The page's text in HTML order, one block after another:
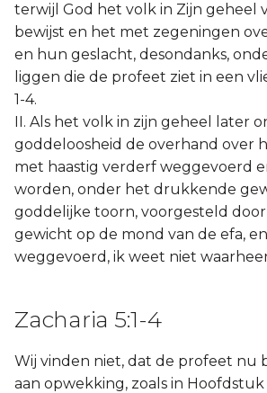
terwijl God het volk in Zijn geheel
bewijst en het met zegeningen
en hun geslacht, desondanks,
liggen die de profeet ziet in een
1-4.
II. Als het volk in zijn geheel later
goddeloosheid de overhand over
met haastig verderf weggevoerd
worden, onder het drukkende
goddelijke toorn, voorgesteld
gewicht op de mond van de efa,
weggevoerd, ik weet niet
Zacharia 5:1-4
Wij vinden niet, dat de profeet nu
aan opwekking, zoals in Hoofdstuk